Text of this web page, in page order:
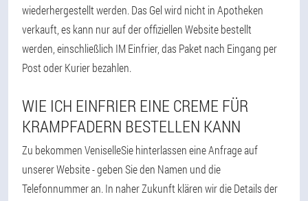
wiederhergestellt werden. Das Gel wird nicht in Apotheken
verkauft, es kann nur auf der offiziellen Website bestellt
werden, einschließlich IM Einfrier, das Paket nach Eingang per
Post oder Kurier bezahlen.
WIE ICH EINFRIER EINE CREME FÜR
KRAMPFADERN BESTELLEN KANN
Zu bekommen VeniselleSie hinterlassen eine Anfrage auf
unserer Website - geben Sie den Namen und die
Telefonnummer an. In naher Zukunft klären wir die Details der